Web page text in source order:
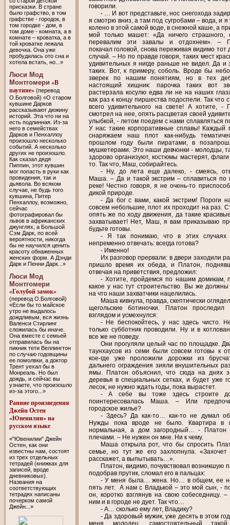
присказки. В стране
было графство, в том
графстве - городок, в
том городке - дом, в
том доме - комната, а в
комнате – кроватка, а в
той кроватке лежала
девочка. Она уже
пробудилась ото сна и
хотела встать, но...»
Люси Мод
Монтгомери «В
паутине» (перевод
О.Болговой) «О старом
кувшине Дарков
рассказывают дюжину
историй. Эта что ни на
есть подлинная. Из-за
него в семействах
Дарков и Пенхаллоу
произошло несколько
событий. А несколько
других не произошло.
Как сказал дядя
Пиппин, этот кувшин
мог попасть в руки как
провидения, так и
дьявола. Во всяком
случае, не будь того
кувшина, Питер
Пенхаллоу, возможно,
сейчас
фотографировал бы
львов в африканских
джунглях, а Большой
Сэм Дарк, по всей
вероятности, никогда
бы не научился ценить
красоту обнаженных
женских форм. А Дэнди
Дарк и Пенни Дарк...»
Люси Мод
Монтгомери
«Голубой замок»
(перевод О.Болговой)
«Если бы то майское
утро не выдалось
дождливым, вся жизнь
Валенси Стирлинг
сложилась бы иначе.
Она вместе с семьей
отправилась бы на
пикник тети Веллингтон
по случаю годовщины
ее помолвки, а доктор
Трент уехал бы в
Монреаль. Но был
дождь, и сейчас вы
узнаете, что произошло
из-за этого...»
Ранние произведения
Джейн Остен
«Ювенилии» на
русском языке
«"Ювенилии" Джейн
Остен, как они
известны нам, состоят
из трех отдельных
тетрадей (книжках для
записей, вроде
дневниковых).
Названия на
соответствующих
тетрадях написаны
почерком самой
Джейн...»
говорили.
- … И вот представьте, нос снегохода
я смотрю вниз, а там под сугробами – вода, и я
колено в этой самой воде, в снежной каше, а
мой только машет: «Да ничего страшного,
перевалим эти завалы и отдохнем». –
покачал головой, снова переживая видимо тот
случай. – Но по правде говоря, таких мест
удивительных я нигде раньше не видел. Да и
таких. Вот, к примеру, соболь. Вроде бы
зверек по нашим понятиям, но в тех
настоящий хищник: парочка таких вот
растерзала косулю едва ли не на наших
как раз к концу пиршества подоспели. Так что
всего удивительного на свете! А хотите, -
смотрел на нее, опять расцветая своей
улыбкой, - летом поедем с нами сплавляться
У нас такие корпоративные сплавы! Каждый
снаряжаем наш плот как-нибудь
прошлом году были пиратами, в
мушкетерами. Это наши девчонки - молодцы,
здорово организуют, костюмы мастерят, флаги
то. Так что, Маш, собирайтесь.
- Ну, до лета еще далеко, - смеясь,
Маша. – Да и такой экстрим – сплавиться по
реке! Честно говоря, я не очень-то
дикой природе.
- Да бог с вами, какой экстрим! Пороги
совсем небольшие, плот их проходит на раз.
опять же по ходу движения, да такие
захватывает! Нет, Маш, я вам приказываю
будьте готовы.
- Я так понимаю, что в этих случаях
непременно отвечать: всегда готова?
- Именно!
Их разговор прервали: в двери заходили
пришло время их обеда, и Платон,
отвечая на приветствия, предложил:
- Хотите, пройдемся по нашим домикам,
какое у нас тут строительство. Вы же должны
на что наши захватчики нацелились.
Маша кивнула, правда, скептически
щегольские ботиночки. Платон
взглядом и усмехнулся:
- Не беспокойтесь, у нас здесь чисто.
только субботник проводили. Ну и в
все же не поведу.
Они прогуляли целый час по площадке.
таунхаусов из семи были совсем готовы к
кое-где уже проложили дорожки из
дальнего ограждения зияли внушительных
ямы. Платон объяснил, что сюда на днях
деревья в специальных сетках, и будет уже
лесок, не нужно ждать годы, пока вырастет.
- А себе вы тоже здесь строите
поинтересовалась Маша. – Или
городское жилье?
- Здесь? Да как-то… как-то не думал
Нужды пока вроде не было. Квартира в
нормальная, а дом загородный… - Платон
плечами. – Не нужен он мне. Ни к чему.
Маша открыла рот, что бы спросить
семье, но тут же его захлопнула.
расскажет, а выпытывать…».
Платон, видимо, почувствовал возникшую
подобрав прутик, сломал его в пальцах:
- У меня была… жена. Но… в общем, ее
пять лет. А нам с Владькой – это мой сын, -
он, коротко взглянув на свою собеседницу.
ним и в городе не дует. Так что…
- А… сколько ему лет, Владику?
- Да здоровый мужик, уже десять в этом
меня молодец, самостоятельный